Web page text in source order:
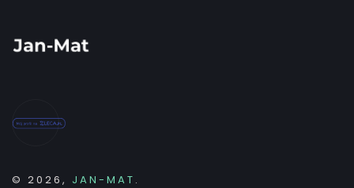
© 2026, JAN-MAT .